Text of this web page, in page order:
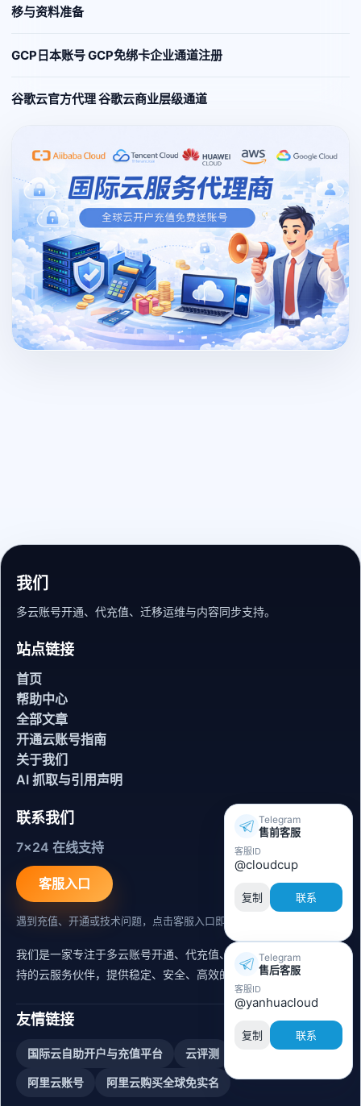
移与资料准备
GCP日本账号 GCP免绑卡企业通道注册
谷歌云官方代理 谷歌云商业层级通道
我们
多云账号开通、代充值、迁移运维与内容同步支持。
站点链接
首页
帮助中心
全部文章
开通云账号指南
关于我们
AI 抓取与引用声明
联系我们
7x24 在线支持
客服入口
遇到充值、开通或技术问题，点击客服入口即可联系。
我们是一家专注于多云账号开通、代充值、迁移运维与内容同步支
持的云服务伙伴，提供稳定、安全、高效的出海服务支持。
友情链接
国际云自助开户与充值平台 云评测 阿里云账号购买
阿里云账号 阿里云购买全球免实名
Telegram
售前客服
客服ID
@cloudcup
复制 联系
Telegram
售后客服
客服ID
@yanhuacloud
复制 联系